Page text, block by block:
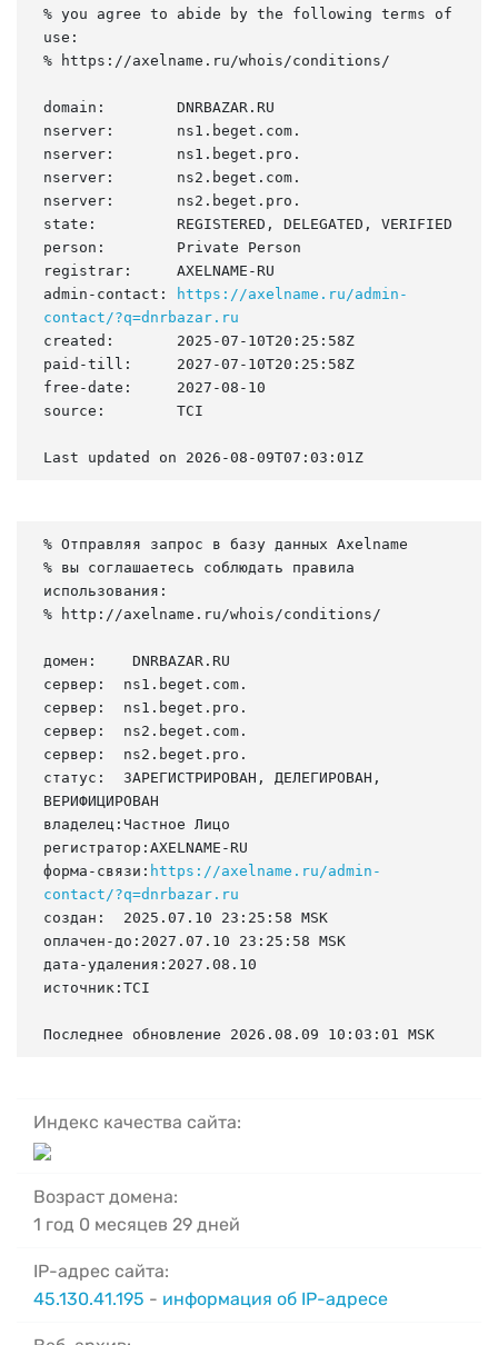
% you agree to abide by the following terms of
use:
% https://axelname.ru/whois/conditions/
domain:        DNRBAZAR.RU
nserver:       ns1.beget.com.
nserver:       ns1.beget.pro.
nserver:       ns2.beget.com.
nserver:       ns2.beget.pro.
state:         REGISTERED, DELEGATED, VERIFIED
person:        Private Person
registrar:     AXELNAME-RU
admin-contact:
https://axelname.ru/admin-
contact/?q=dnrbazar.ru
created:       2025-07-10T20:25:58Z
paid-till:     2027-07-10T20:25:58Z
free-date:     2027-08-10
source:        TCI
Last updated on 2026-08-09T07:03:01Z
% Отправляя запрос в базу данных Axelname
% вы соглашаетесь соблюдать правила
использования:
% http://axelname.ru/whois/conditions/
домен:    DNRBAZAR.RU
сервер:  ns1.beget.com.
сервер:  ns1.beget.pro.
сервер:  ns2.beget.com.
сервер:  ns2.beget.pro.
статус:  ЗАРЕГИСТРИРОВАН, ДЕЛЕГИРОВАН,
ВЕРИФИЦИРОВАН
владелец:Частное Лицо
регистратор:AXELNAME-RU
форма-связи: https://axelname.ru/admin-
contact/?q=dnrbazar.ru
создан:  2025.07.10 23:25:58 MSK
оплачен-до:2027.07.10 23:25:58 MSK
дата-удаления:2027.08.10
источник:TCI
Последнее обновление 2026.08.09 10:03:01 MSK
Индекс качества сайта:
Возраст домена:
1 год 0 месяцев 29 дней
IP-адрес сайта:
45.130.41.195 - информация об IP-адресе